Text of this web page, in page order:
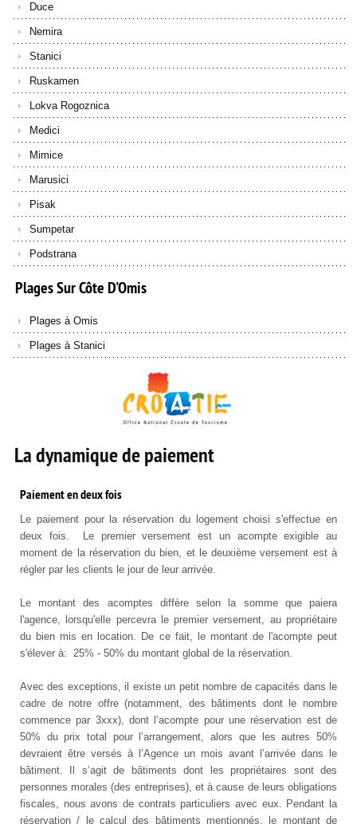
Duce
Nemira
Stanici
Ruskamen
Lokva Rogoznica
Medici
Mimice
Marusici
Pisak
Sumpetar
Podstrana
PlagesSurCôteD'Omis
Plages à Omis
Plages à Stanici
La dynamique de paiement
Paiement en deux fois
Le paiement pour la réservation du logement choisi s'effectue en
deux fois. Le premier versement est un acompte exigible au
moment de la réservation du bien, et le deuxième versement est à
régler par les clients le jour de leur arrivée.
Le montant des acomptes diffère selon la somme que paiera
l'agence, lorsqu'elle percevra le premier versement, au propriétaire
du bien mis en location. De ce fait, le montant de l'acompte peut
s'élever à: 25% - 50% du montant global de la réservation.
Avec des exceptions, il existe un petit nombre de capacités dans le
cadre de notre offre (notamment, des bâtiments dont le nombre
commence par 3xxx), dont l’acompte pour une réservation est de
50% du prix total pour l’arrangement, alors que les autres 50%
devraient être versés à l’Agence un mois avant l’arrivée dans le
bâtiment. Il s’agit de bâtiments dont les propriétaires sont des
personnes morales (des entreprises), et à cause de leurs obligations
fiscales, nous avons de contrats particuliers avec eux. Pendant la
réservation / le calcul des bâtiments mentionnés, le montant de